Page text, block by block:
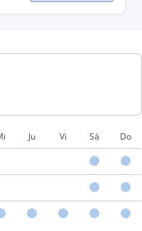
Ju Vi Sá Do